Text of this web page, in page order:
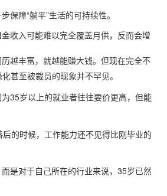
障“躺平”生活的可持续性。
收入可能难以完全覆盖月供，反而会增
越丰富，就越能赚大钱。但现在完全不
甚至被裁员的现象并不罕见。
35岁以上的就业者往往要价更高，但能
的时候，工作能力还不见得比刚毕业的
是对于自己所在的行业来说，35岁已然